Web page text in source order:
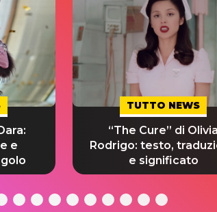
e
TUTTO NEWS
“The Cure” di Olivia
Rodrigo: testo,
e significato